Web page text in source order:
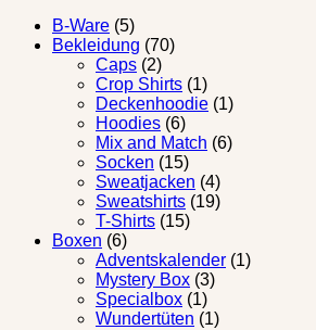
B-Ware (5)
Bekleidung (70)
Caps (2)
Crop Shirts (1)
Deckenhoodie (1)
Hoodies (6)
Mix and Match (6)
Socken (15)
Sweatjacken (4)
Sweatshirts (19)
T-Shirts (15)
Boxen (6)
Adventskalender (1)
Mystery Box (3)
Specialbox (1)
Wundertüten (1)